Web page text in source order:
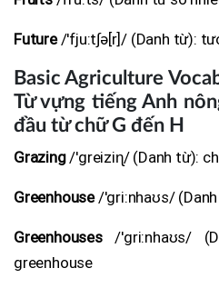
Future/'fju:t∫ə[r]/ (Danh từ):
Basic Agriculture
Từ vựng tiếng Anh
đầu từ chữ G đến H
Grazing/'greiziɳ/ (Danh từ):
Greenhouse/'gri:nhaʊs/ (Danh
Greenhouses/'gri:nhaʊs/
greenhouse